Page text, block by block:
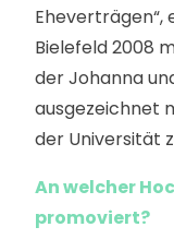
Eheverträgen“,
Bielefeld 2008
der Johanna
ausgezeichnet
der Universität
An welcher
promoviert?